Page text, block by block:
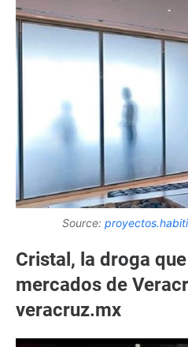
Source:
Cristal, la droga
mercados de
veracruz.mx